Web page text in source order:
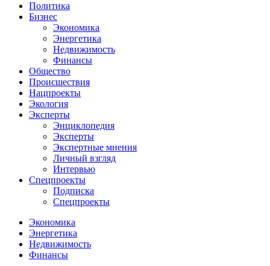
Политика
Бизнес
Экономика
Энергетика
Недвижимость
Финансы
Общество
Происшествия
Нацпроекты
Экология
Эксперты
Энциклопедия
Эксперты
Экспертные мнения
Личный взгляд
Интервью
Спецпроекты
Подписка
Спецпроекты
Экономика
Энергетика
Недвижимость
Финансы